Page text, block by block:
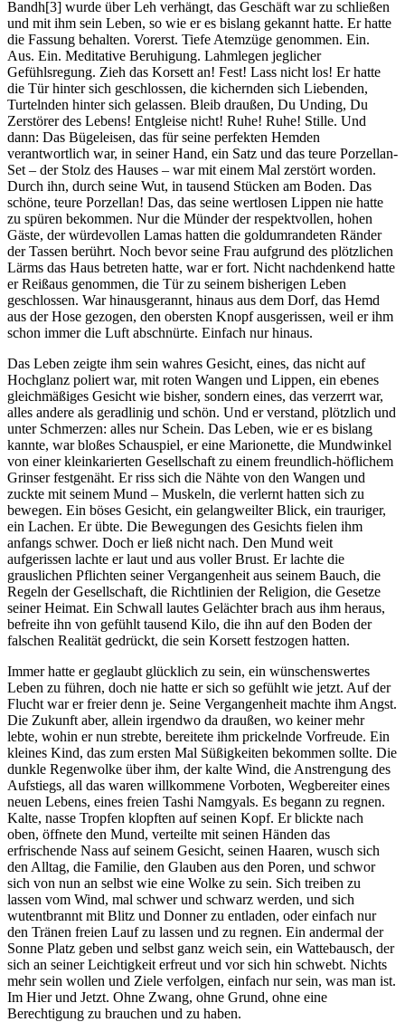
Bandh[3] wurde über Leh verhängt, das Geschäft war zu schließen
und mit ihm sein Leben, so wie er es bislang gekannt hatte. Er hatte
die Fassung behalten. Vorerst. Tiefe Atemzüge genommen. Ein.
Aus. Ein. Meditative Beruhigung. Lahmlegen jeglicher
Gefühlsregung. Zieh das Korsett an! Fest! Lass nicht los! Er hatte
die Tür hinter sich geschlossen, die kichernden sich Liebenden,
Turtelnden hinter sich gelassen. Bleib draußen, Du Unding, Du
Zerstörer des Lebens! Entgleise nicht! Ruhe! Ruhe! Stille. Und
dann: Das Bügeleisen, das für seine perfekten Hemden
verantwortlich war, in seiner Hand, ein Satz und das teure Porzellan-
Set – der Stolz des Hauses – war mit einem Mal zerstört worden.
Durch ihn, durch seine Wut, in tausend Stücken am Boden. Das
schöne, teure Porzellan! Das, das seine wertlosen Lippen nie hatte
zu spüren bekommen. Nur die Münder der respektvollen, hohen
Gäste, der würdevollen Lamas hatten die goldumrandeten Ränder
der Tassen berührt. Noch bevor seine Frau aufgrund des plötzlichen
Lärms das Haus betreten hatte, war er fort. Nicht nachdenkend hatte
er Reißaus genommen, die Tür zu seinem bisherigen Leben
geschlossen. War hinausgerannt, hinaus aus dem Dorf, das Hemd
aus der Hose gezogen, den obersten Knopf ausgerissen, weil er ihm
schon immer die Luft abschnürte. Einfach nur hinaus.
Das Leben zeigte ihm sein wahres Gesicht, eines, das nicht auf
Hochglanz poliert war, mit roten Wangen und Lippen, ein ebenes
gleichmäßiges Gesicht wie bisher, sondern eines, das verzerrt war,
alles andere als geradlinig und schön. Und er verstand, plötzlich und
unter Schmerzen: alles nur Schein. Das Leben, wie er es bislang
kannte, war bloßes Schauspiel, er eine Marionette, die Mundwinkel
von einer kleinkarierten Gesellschaft zu einem freundlich-höflichem
Grinser festgenäht. Er riss sich die Nähte von den Wangen und
zuckte mit seinem Mund – Muskeln, die verlernt hatten sich zu
bewegen. Ein böses Gesicht, ein gelangweilter Blick, ein trauriger,
ein Lachen. Er übte. Die Bewegungen des Gesichts fielen ihm
anfangs schwer. Doch er ließ nicht nach. Den Mund weit
aufgerissen lachte er laut und aus voller Brust. Er lachte die
grauslichen Pflichten seiner Vergangenheit aus seinem Bauch, die
Regeln der Gesellschaft, die Richtlinien der Religion, die Gesetze
seiner Heimat. Ein Schwall lautes Gelächter brach aus ihm heraus,
befreite ihn von gefühlt tausend Kilo, die ihn auf den Boden der
falschen Realität gedrückt, die sein Korsett festzogen hatten.
Immer hatte er geglaubt glücklich zu sein, ein wünschenswertes
Leben zu führen, doch nie hatte er sich so gefühlt wie jetzt. Auf der
Flucht war er freier denn je. Seine Vergangenheit machte ihm Angst.
Die Zukunft aber, allein irgendwo da draußen, wo keiner mehr
lebte, wohin er nun strebte, bereitete ihm prickelnde Vorfreude. Ein
kleines Kind, das zum ersten Mal Süßigkeiten bekommen sollte. Die
dunkle Regenwolke über ihm, der kalte Wind, die Anstrengung des
Aufstiegs, all das waren willkommene Vorboten, Wegbereiter eines
neuen Lebens, eines freien Tashi Namgyals. Es begann zu regnen.
Kalte, nasse Tropfen klopften auf seinen Kopf. Er blickte nach
oben, öffnete den Mund, verteilte mit seinen Händen das
erfrischende Nass auf seinem Gesicht, seinen Haaren, wusch sich
den Alltag, die Familie, den Glauben aus den Poren, und schwor
sich von nun an selbst wie eine Wolke zu sein. Sich treiben zu
lassen vom Wind, mal schwer und schwarz werden, und sich
wutentbrannt mit Blitz und Donner zu entladen, oder einfach nur
den Tränen freien Lauf zu lassen und zu regnen. Ein andermal der
Sonne Platz geben und selbst ganz weich sein, ein Wattebausch, der
sich an seiner Leichtigkeit erfreut und vor sich hin schwebt. Nichts
mehr sein wollen und Ziele verfolgen, einfach nur sein, was man ist.
Im Hier und Jetzt. Ohne Zwang, ohne Grund, ohne eine
Berechtigung zu brauchen und zu haben.